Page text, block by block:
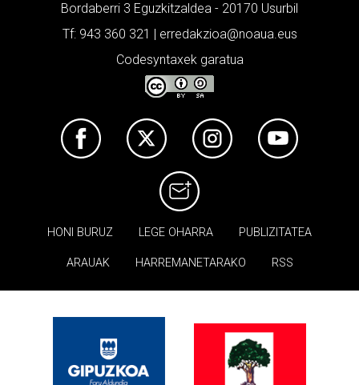
Bordaberri 3 Eguzkitzaldea - 20170 Usurbil
Tf: 943 360 321 | erredakzioa@noaua.eus
Codesyntaxek garatua
HONI BURUZ LEGE OHARRA PUBLIZITATEA
ARAUAK HARREMANETARAKO RSS